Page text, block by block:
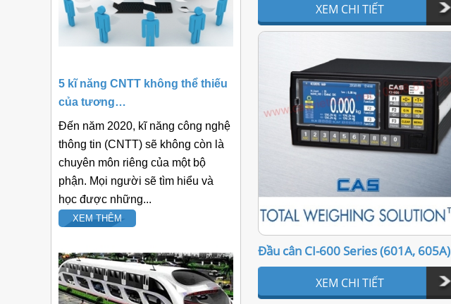
5 kĩ năng CNTT không thể thiếu
của tương…
Đến năm 2020, kĩ năng công nghệ
thông tin (CNTT) sẽ không còn là
chuyên môn riêng của một bộ
phận. Mọi người sẽ tìm hiểu và
học được những...
XEM THÊM
XEM CHI TIẾT
Đầu cân CI-600 Series (601A, 605A)
XEM CHI TIẾT